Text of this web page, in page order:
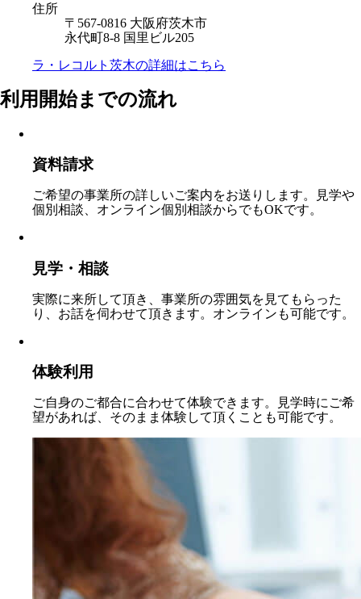
住所
〒567-0816 大阪府茨木市
永代町8-8 国里ビル205
ラ・レコルト茨木の詳細はこちら
利用開始までの流れ
資料請求
ご希望の事業所の詳しいご案内をお送りします。見学や
個別相談、オンライン個別相談からでもOKです。
見学・相談
実際に来所して頂き、事業所の雰囲気を見てもらった
り、お話を伺わせて頂きます。オンラインも可能です。
体験利用
ご自身のご都合に合わせて体験できます。見学時にご希
望があれば、そのまま体験して頂くことも可能です。